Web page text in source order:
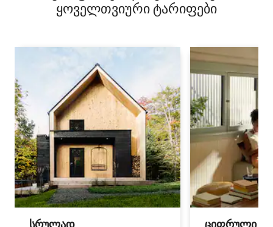
ყოველთვიური ტარიფები